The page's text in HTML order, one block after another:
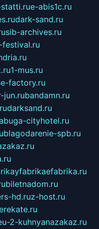
e-abis1c.ru
dark-sand.ru
sib-archives.ru
festival.ru
1-mus.ru
factory.ru
jun.rubandamn.ru
darksand.ru
cityhotel.ru
blagodarenie-spb.ru
biletnadom.ru
hd.ruz-host.ru
2-kuhnyanazakaz.ru